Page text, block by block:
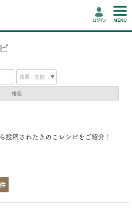
ログイン
検索
投稿されたきのこレシピをご紹介！